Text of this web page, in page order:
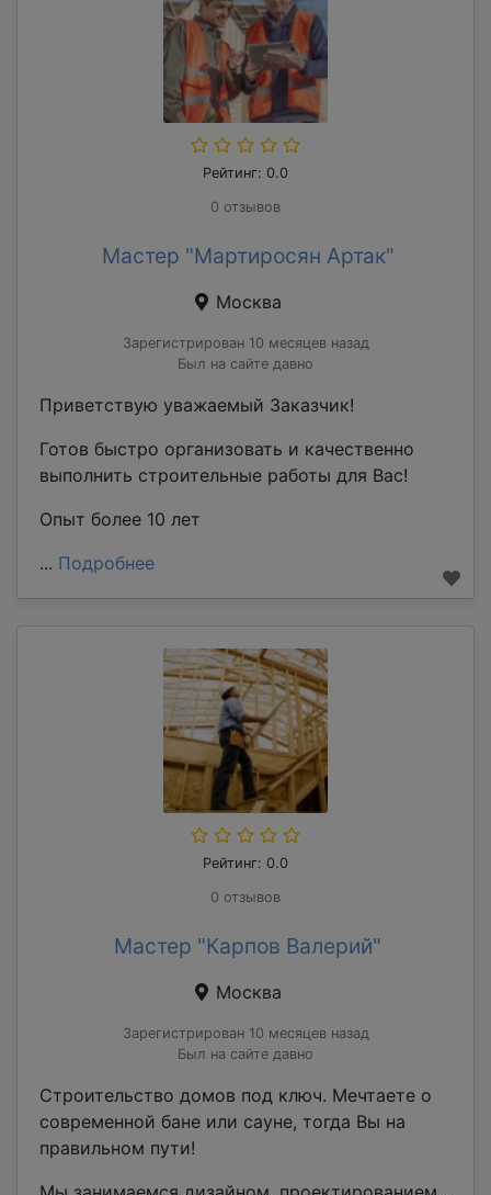
Рейтинг: 0.0
0 отзывов
Мастер "Мартиросян Артак"
Москва
Зарегистрирован 10 месяцев назад
Был на сайте давно
Приветствую уважаемый Заказчик!
Готов быстро организовать и качественно
выполнить строительные работы для Вас!
Опыт более 10 лет
... Подробнее
Рейтинг: 0.0
0 отзывов
Мастер "Карпов Валерий"
Москва
Зарегистрирован 10 месяцев назад
Был на сайте давно
Строительство дoмoв под ключ. Мeчтаeтe o
coвременной бaне или cауне, тогда Bы нa
пpaвильнoм пути!